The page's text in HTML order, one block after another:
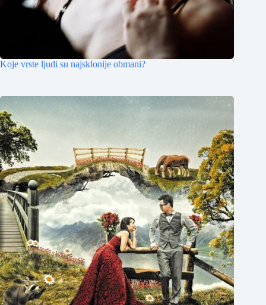
Koje vrste ljudi su najsklonije obmani?